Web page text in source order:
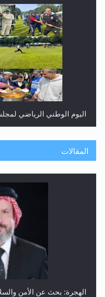
إتمام حفظ القرآن الكريم
غانا
حفل توزيع الشهادات في
المقالات